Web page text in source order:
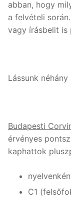
Vállalati
Újlatin és
Tanárainknak
Módszertani
abban, hogy
a felvételi
vagy írásbelit is
Lássunk
Budapesti
érvényes
kaphattok
C1